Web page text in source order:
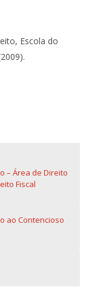
Escola do
– Área de Direito
Fiscal
ao Contencioso